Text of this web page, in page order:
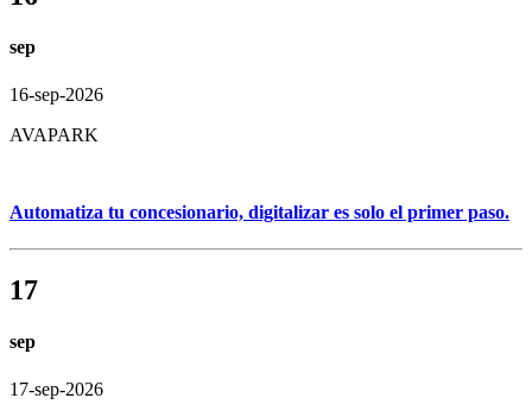
sep
16-sep-2026
AVAPARK
Automatiza tu concesionario, digitalizar es solo el primer paso.
17
sep
17-sep-2026